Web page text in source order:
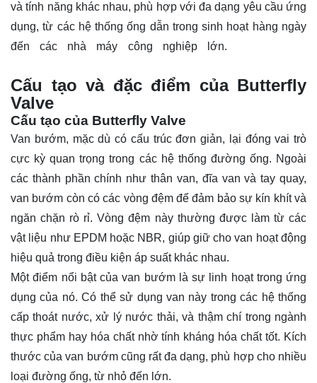
và tính năng khác nhau, phù hợp với đa dạng yêu cầu ứng
dụng, từ các hệ thống ống dẫn trong sinh hoạt hàng ngày
đến các nhà máy công nghiệp lớn.
Cấu tạo và đặc điểm của Butterfly
Valve
Cấu tạo của Butterfly Valve
Van bướm, mặc dù có cấu trúc đơn giản, lại đóng vai trò
cực kỳ quan trọng trong các hệ thống đường ống. Ngoài
các thành phần chính như thân van, đĩa van và tay quay,
van bướm còn có các vòng đệm để đảm bảo sự kín khít và
ngăn chặn rò rỉ. Vòng đệm này thường được làm từ các
vật liệu như EPDM hoặc NBR, giúp giữ cho van hoạt động
hiệu quả trong điều kiện áp suất khác nhau.
Một điểm nổi bật của van bướm là sự linh hoạt trong ứng
dụng của nó. Có thể sử dụng van này trong các hệ thống
cấp thoát nước, xử lý nước thải, và thậm chí trong ngành
thực phẩm hay hóa chất nhờ tính kháng hóa chất tốt. Kích
thước của van bướm cũng rất đa dạng, phù hợp cho nhiều
loại đường ống, từ nhỏ đến lớn.